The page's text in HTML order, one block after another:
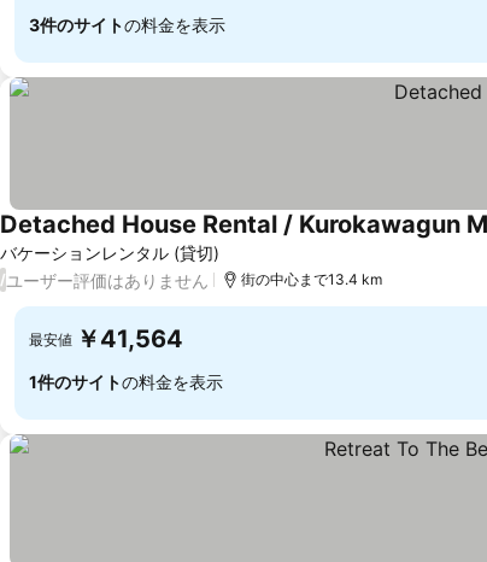
3件のサイトの料金を表示
バケーションレンタル (貸切)
Detached House Rental / Kurokawagun
/ユーザー評価はありません 街の中心まで13.4 km
最安値 ￥41,564
1件のサイトの料金を表示